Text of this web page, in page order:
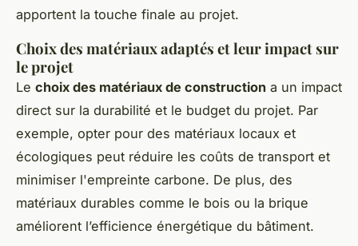
apportent la touche finale au projet.
Choix des matériaux adaptés et leur impact sur
le projet
Le choix des matériaux de construction a un impact
direct sur la durabilité et le budget du projet. Par
exemple, opter pour des matériaux locaux et
écologiques peut réduire les coûts de transport et
minimiser l'empreinte carbone. De plus, des
matériaux durables comme le bois ou la brique
améliorent l’efficience énergétique du bâtiment.